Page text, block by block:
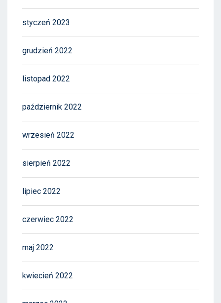
styczeń 2023
grudzień 2022
listopad 2022
październik 2022
wrzesień 2022
sierpień 2022
lipiec 2022
czerwiec 2022
maj 2022
kwiecień 2022